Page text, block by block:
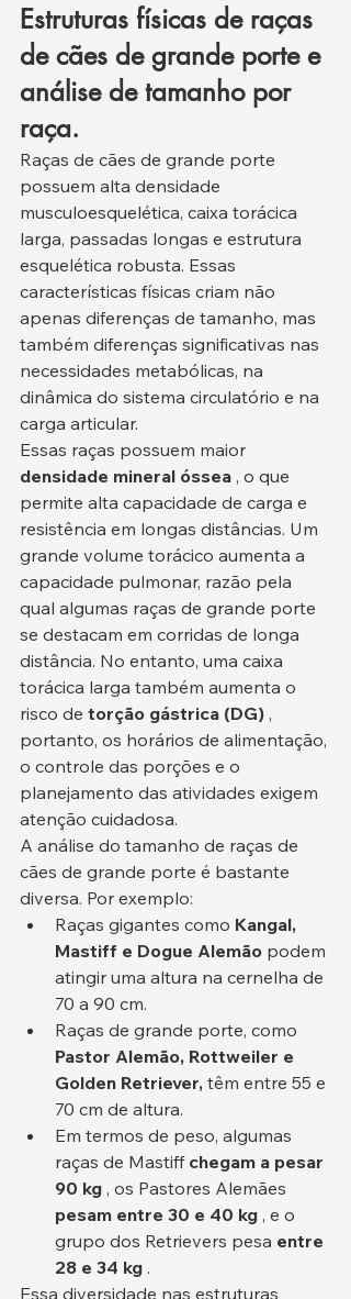
Estruturas físicas de raças
de cães de grande porte e
análise de tamanho por
raça.
Raças de cães de grande porte
possuem alta densidade
musculoesquelética, caixa torácica
larga, passadas longas e estrutura
esquelética robusta. Essas
características físicas criam não
apenas diferenças de tamanho, mas
também diferenças significativas nas
necessidades metabólicas, na
dinâmica do sistema circulatório e na
carga articular.
Essas raças possuem maior
densidade mineral óssea , o que
permite alta capacidade de carga e
resistência em longas distâncias. Um
grande volume torácico aumenta a
capacidade pulmonar, razão pela
qual algumas raças de grande porte
se destacam em corridas de longa
distância. No entanto, uma caixa
torácica larga também aumenta o
risco de torção gástrica (DG) ,
portanto, os horários de alimentação,
o controle das porções e o
planejamento das atividades exigem
atenção cuidadosa.
A análise do tamanho de raças de
cães de grande porte é bastante
diversa. Por exemplo:
Raças gigantes como Kangal,
Mastiff e Dogue Alemão podem
atingir uma altura na cernelha de
70 a 90 cm.
Raças de grande porte, como
Pastor Alemão, Rottweiler e
Golden Retriever, têm entre 55 e
70 cm de altura.
Em termos de peso, algumas
raças de Mastiff chegam a pesar
90 kg , os Pastores Alemães
pesam entre 30 e 40 kg , e o
grupo dos Retrievers pesa entre
28 e 34 kg .
Essa diversidade nas estruturas